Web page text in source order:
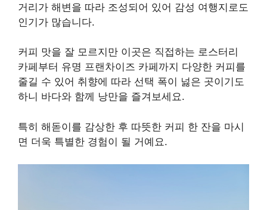
거리가 해변을 따라 조성되어 있어 감성 여행지로도
인기가 많습니다.
커피 맛을 잘 모르지만 이곳은 직접하는 로스터리
카페부터 유명 프랜차이즈 카페까지 다양한 커피를
줄길 수 있어 취향에 따라 선택 폭이 넗은 곳이기도
하니 바다와 함께 낭만을 즐겨보세요.
특히 해돋이를 감상한 후 따뜻한 커피 한 잔을 마시
면 더욱 특별한 경험이 될 거예요.